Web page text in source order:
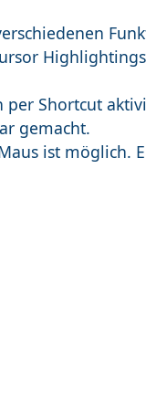
per Shortcut
gemacht.
ist möglich.